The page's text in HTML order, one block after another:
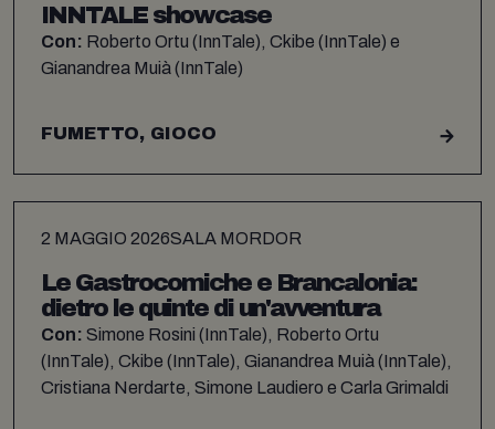
INNTALE showcase
Con: Roberto Ortu (InnTale), Ckibe (InnTale) e
Gianandrea Muià (InnTale)
FUMETTO, GIOCO
2 MAGGIO 2026SALA MORDOR
Le Gastrocomiche e Brancalonia:
dietro le quinte di un'avventura
Con: Simone Rosini (InnTale), Roberto Ortu
(InnTale), Ckibe (InnTale), Gianandrea Muià (InnTale),
Cristiana Nerdarte, Simone Laudiero e Carla Grimaldi